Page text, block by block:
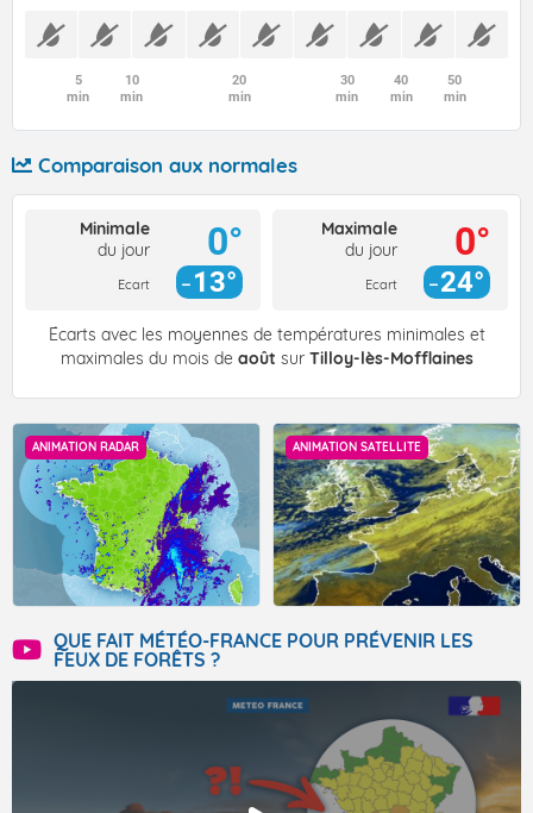
5
min
10
min
20
min
30
min
40
min
50
min
Comparaison aux normales
Minimale
du jour
Ecart
0°
13°
Maximale
du jour
Ecart
0°
24°
Écarts avec les moyennes de températures minimales et
maximales du mois de août sur Tilloy-lès-Mofflaines
ANIMATION RADAR ANIMATION SATELLITE
QUE FAIT MÉTÉO-FRANCE POUR PRÉVENIR LES
FEUX DE FORÊTS ?